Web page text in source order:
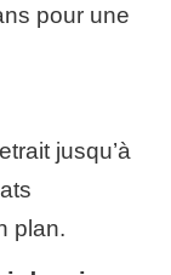
pour une
jusqu’à
plan.